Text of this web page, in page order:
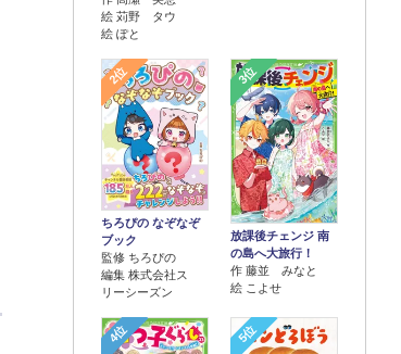
絵 苅野 タウ
絵 ぽと
2位
ちろぴの なぞなぞ
ブック
監修 ちろぴの
編集 株式会社ス
リーシーズン
3位
放課後チェンジ 南
の島へ大旅行！
作 藤並 みなと
絵 こよせ
4位 5位